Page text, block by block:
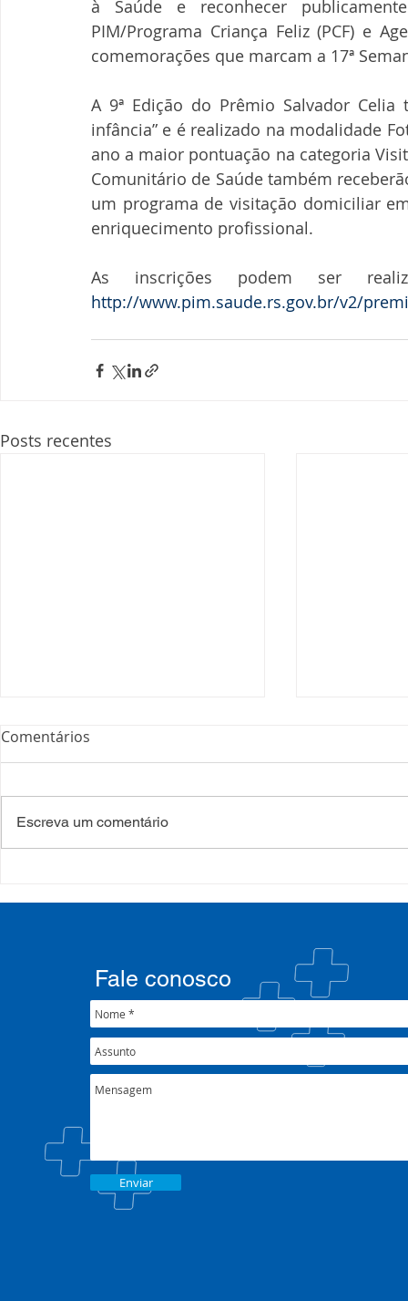
à Saúde e reconhecer
PIM/Programa Criança Feliz (PCF) e
comemorações que marcam a 17ª
A 9ª Edição do Prêmio Salvador
infância” e é realizado na modalidade
ano a maior pontuação na categoria
Comunitário de Saúde também
um programa de visitação domiciliar
enriquecimento profissional.
http://www.pim.saude.rs.gov.br/v2/
Posts recentes
001/2022
Comentários
Escreva um comentário
Enviar
Fale conosco